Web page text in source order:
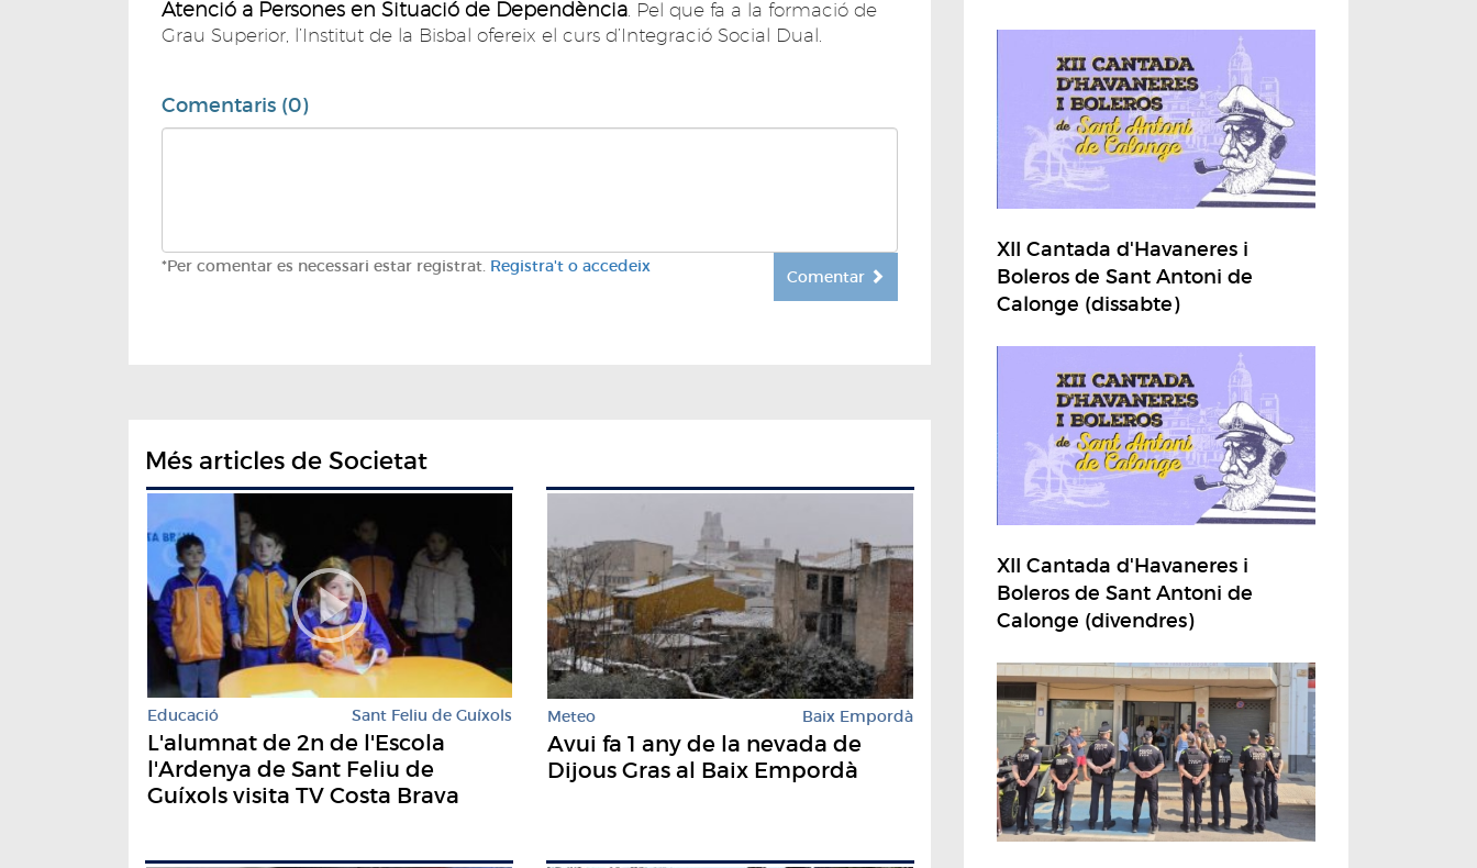
Atenció a Persones en Situació de Dependència . Pel que fa a la formació de
Grau Superior, l’Institut de la Bisbal ofereix el curs d’Integració Social Dual.
Comentaris (0)
*Per comentar es necessari estar registrat. Registra't o accedeix
Comentar
Més articles de Societat
Educació Sant Feliu de Guíxols
L'alumnat de 2n de l'Escola
l'Ardenya de Sant Feliu de
Guíxols visita TV Costa Brava
Meteo Baix Empordà
Avui fa 1 any de la nevada de
Dijous Gras al Baix Empordà
XII Cantada d'Havaneres i
Boleros de Sant Antoni de
Calonge (dissabte)
XII Cantada d'Havaneres i
Boleros de Sant Antoni de
Calonge (divendres)